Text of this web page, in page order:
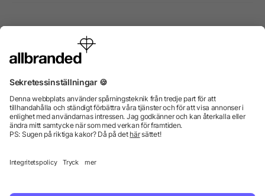
Internationellt
enbart till företag, institutioner, föreningar och